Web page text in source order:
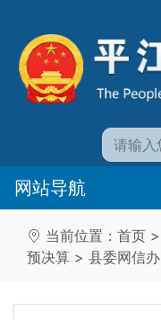
网站导航
当前位置： 首页 >
预决算 > 县委网信办